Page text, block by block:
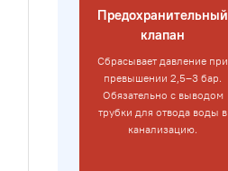
Предохранительный
клапан
Сбрасывает давление при
превышении 2,5–3 бар.
Обязательно с выводом
трубки для отвода воды в
канализацию.